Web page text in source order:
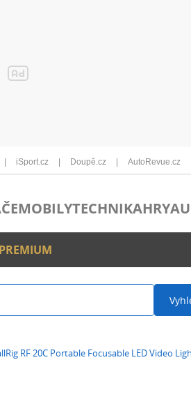
iSport.cz Doupě.cz AutoRevue.cz
MOBILYTECHNIKAHRY
PREMIUM
RF 20C Portable Focusable LED Video